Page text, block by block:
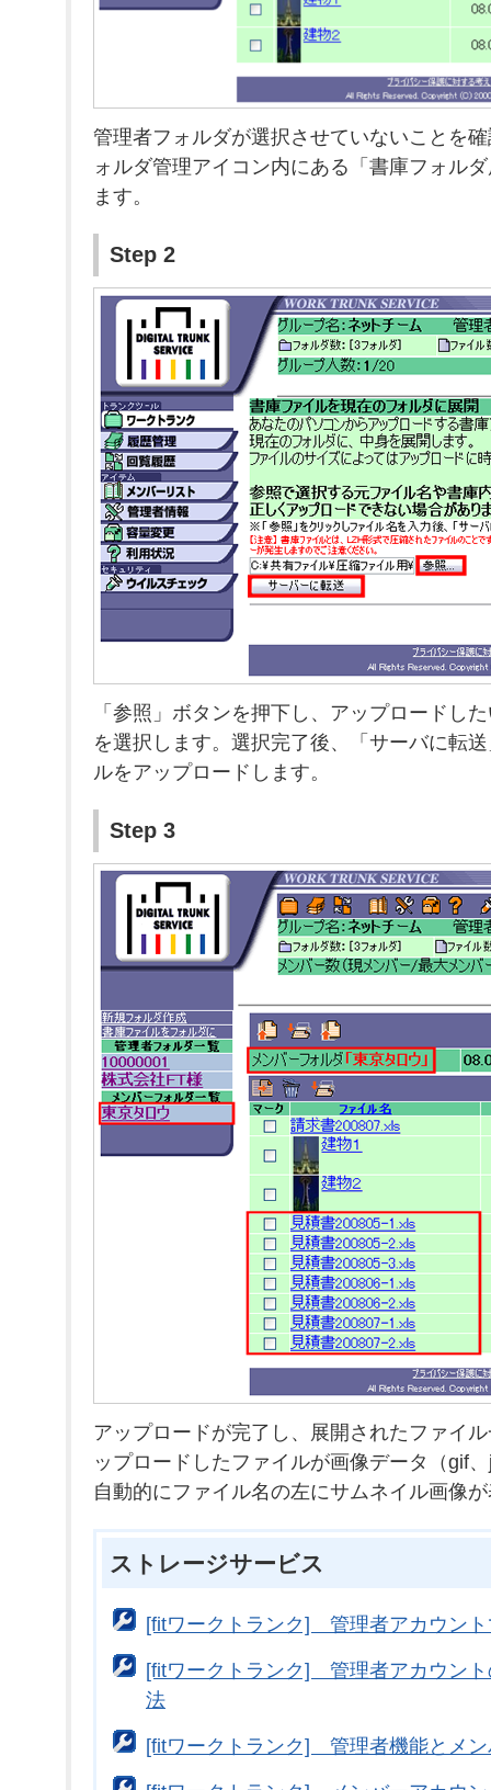
管理者フォルダが選択させていないことを
ォルダ管理アイコン内にある「書庫フォル
ます。
Step 2
「参照」ボタンを押下し、アップロードし
を選択します。選択完了後、「サーバに転
ルをアップロードします。
Step 3
アップロードが完了し、展開されたファイ
ップロードしたファイルが画像データ（gif
自動的にファイル名の左にサムネイル画像
ストレージサービス
[fitワークトランク] 管理者アカウン
[fitワークトランク] 管理者アカウン
法
[fitワークトランク] 管理者機能とメン